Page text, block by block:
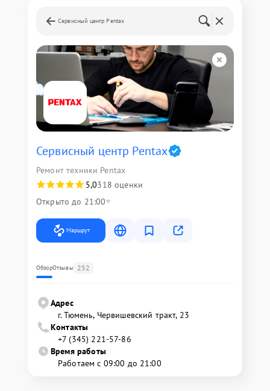
Сервисный центр Pentax
Сервисный центр Pentax
Ремонт техники Pentax
5,0318 оценки
Открыто до 21:00
Маршрут
ОбзорОтзывы 252
Адрес
г. Тюмень, ​Червишевский тракт, 23
Контакты
+7 (345) 221-57-86
Время работы
Работаем с 09:00 до 21:00